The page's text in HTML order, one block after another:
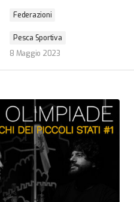
Federazioni
Pesca Sportiva
8 Maggio 2023